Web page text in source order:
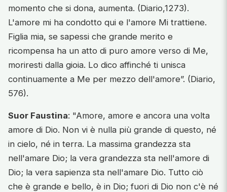
momento che si dona, aumenta. (Diario,1273).
L'amore mi ha condotto qui e l'amore Mi trattiene.
Figlia mia, se sapessi che grande merito e
ricompensa ha un atto di puro amore verso di Me,
moriresti dalla gioia. Lo dico affinché ti unisca
continuamente a Me per mezzo dell'amore”. (Diario,
576).
Suor Faustina: "Amore, amore e ancora una volta
amore di Dio. Non vi è nulla più grande di questo, né
in cielo, né in terra. La massima grandezza sta
nell'amare Dio; la vera grandezza sta nell'amore di
Dio; la vera sapienza sta nell'amare Dio. Tutto ciò
che è grande e bello, è in Dio; fuori di Dio non c'è né